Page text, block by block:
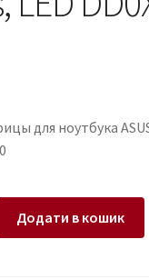
для ноутбука
Додати в кошик